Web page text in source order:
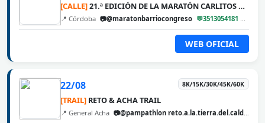
[CALLE]21.ª EDICIÓN DE LA MARATÓN CARLITOS DÍAZ
📍 Córdoba 📷@maratonbarriocongreso 💬3513054181
WEB OFICIAL
22/08 8K/15K/30K/45K/60K
[TRAIL] RETO & ACHA TRAIL
📍 General Acha 📷@pampathlon reto.a.la.tierra.del.calden